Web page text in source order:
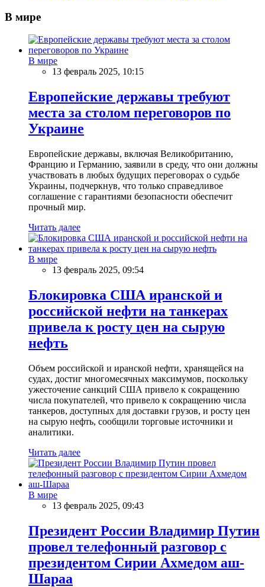
В мире
В мире
13 февраль 2025, 10:15
Европейские державы требуют
места за столом переговоров по
Украине
Европейские державы, включая Великобританию,
Францию и Германию, заявили в среду, что они должны
участвовать в любых будущих переговорах о судьбе
Украины, подчеркнув, что только справедливое
соглашение с гарантиями безопасности обеспечит
прочный мир.
Читать далее
В мире
13 февраль 2025, 09:54
Блокировка США иранской и
российской нефти на танкерах
привела к росту цен на сырую
нефть
Объем российской и иранской нефти, хранящейся на
судах, достиг многомесячных максимумов, поскольку
ужесточение санкций США привело к сокращению
числа покупателей, что привело к сокращению числа
танкеров, доступных для доставки грузов, и росту цен
на сырую нефть, сообщили торговые источники и
аналитики.
Читать далее
В мире
13 февраль 2025, 09:43
Президент России Владимир Путин
провел телефонный разговор с
президентом Сирии Ахмедом аш-
Шараа